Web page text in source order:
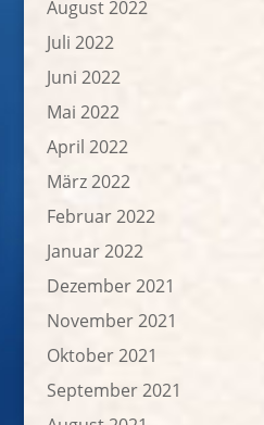
August 2022
Juli 2022
Juni 2022
Mai 2022
April 2022
März 2022
Februar 2022
Januar 2022
Dezember 2021
November 2021
Oktober 2021
September 2021